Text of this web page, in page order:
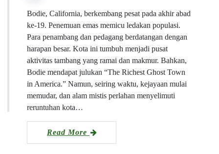
Bodie, California, berkembang pesat pada akhir abad
ke-19. Penemuan emas memicu ledakan populasi.
Para penambang dan pedagang berdatangan dengan
harapan besar. Kota ini tumbuh menjadi pusat
aktivitas tambang yang ramai dan makmur. Bahkan,
Bodie mendapat julukan “The Richest Ghost Town
in America.” Namun, seiring waktu, kejayaan mulai
memudar, dan alam mistis perlahan menyelimuti
reruntuhan kota…
Read More